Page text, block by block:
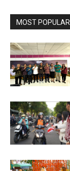
MOST POPULAR